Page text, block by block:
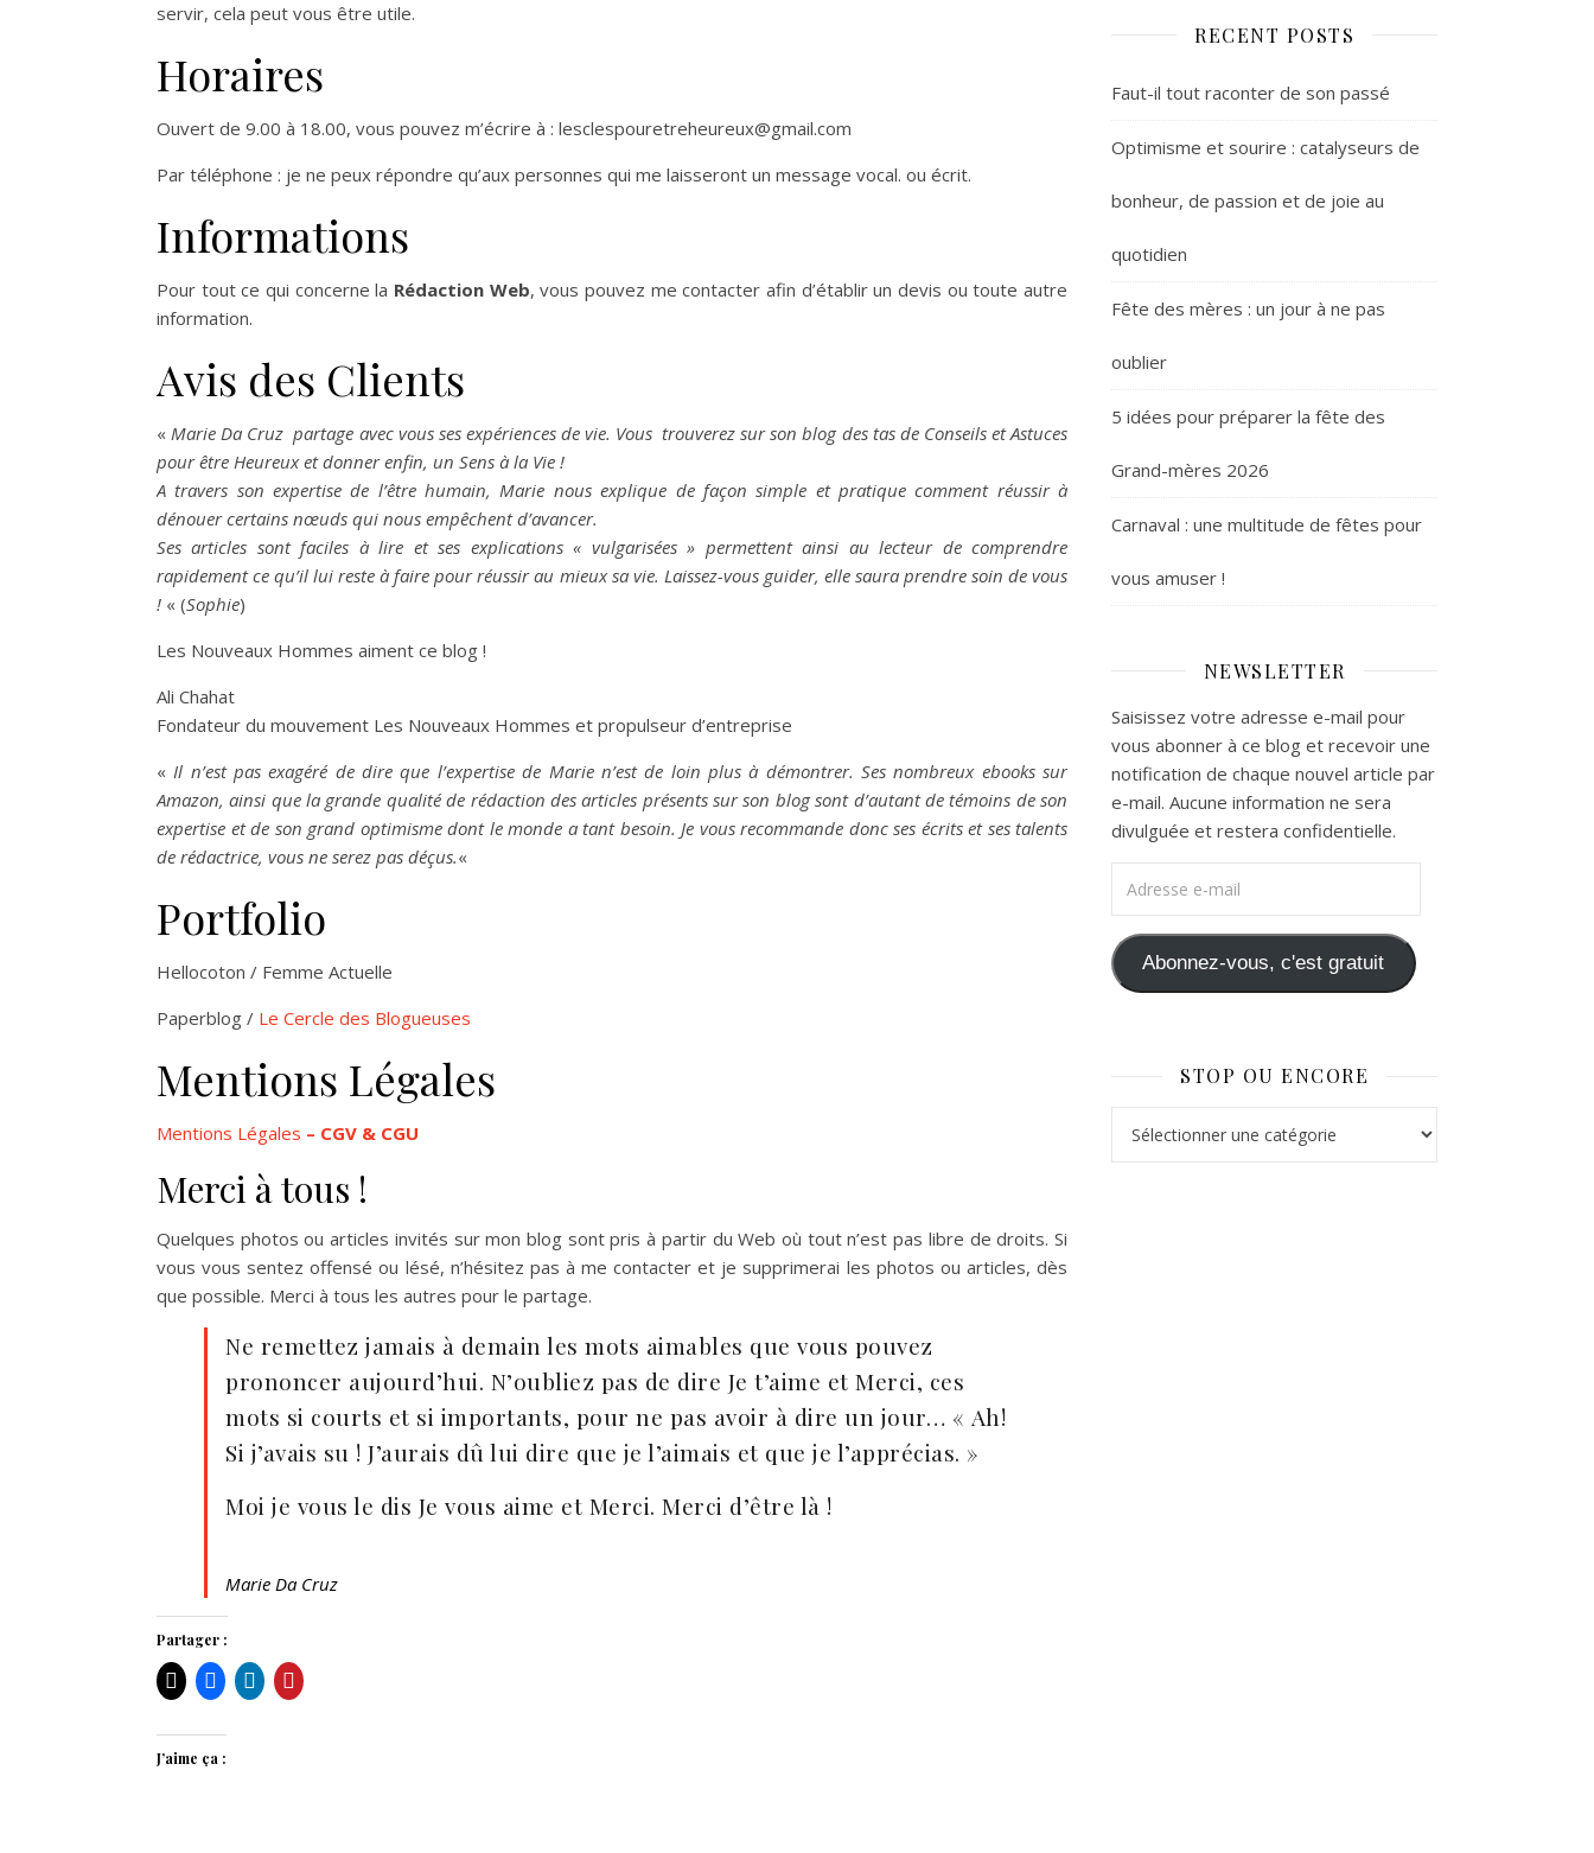
servir, cela peut vous être utile.
Horaires
Ouvert de 9.00 à 18.00, vous pouvez m’écrire à : lesclespouretreheureux@gmail.com
Par téléphone : je ne peux répondre qu’aux personnes qui me laisseront un message vocal. ou écrit.
Informations
Pour tout ce qui concerne la Rédaction Web, vous pouvez me contacter afin d’établir un devis ou toute autre
information.
Avis des Clients
«Marie Da Cruz partage avec vous ses expériences de vie. Vous trouverez sur son blog des tas de Conseils et Astuces
pour être Heureux et donner enfin, un Sens à la Vie !
A travers son expertise de l’être humain, Marie nous explique de façon simple et pratique comment réussir à
dénouer certains nœuds qui nous empêchent d’avancer.
Ses articles sont faciles à lire et ses explications « vulgarisées » permettent ainsi au lecteur de comprendre
rapidement ce qu’il lui reste à faire pour réussir au mieux sa vie. Laissez-vous guider, elle saura prendre soin de vous
! « (Sophie)
Les Nouveaux Hommes aiment ce blog !
Ali Chahat
Fondateur du mouvement Les Nouveaux Hommes et propulseur d’entreprise
«Il n’est pas exagéré de dire que l’expertise de Marie n’est de loin plus à démontrer. Ses nombreux ebooks sur
Amazon, ainsi que la grande qualité de rédaction des articles présents sur son blog sont d’autant de témoins de son
expertise et de son grand optimisme dont le monde a tant besoin. Je vous recommande donc ses écrits et ses talents
de rédactrice, vous ne serez pas déçus.«
Portfolio
Hellocoton / Femme Actuelle
Paperblog / Le Cercle des Blogueuses
Mentions Légales
Mentions Légales – CGV & CGU
Merci à tous !
Quelques photos ou articles invités sur mon blog sont pris à partir du Web où tout n’est pas libre de droits. Si
vous vous sentez offensé ou lésé, n’hésitez pas à me contacter et je supprimerai les photos ou articles, dès
que possible. Merci à tous les autres pour le partage.
Ne remettez jamais à demain les mots aimables que vous pouvez
prononcer aujourd’hui. N’oubliez pas de dire Je t’aime et Merci, ces
mots si courts et si importants, pour ne pas avoir à dire un jour… « Ah!
Si j’avais su ! J’aurais dû lui dire que je l’aimais et que je l’apprécias. »
Moi je vous le dis Je vous aime et Merci. Merci d’être là !
Marie Da Cruz
Partager :
J’aime ça :
RECENT POSTS
Faut-il tout raconter de son passé
Optimisme et sourire : catalyseurs de
bonheur, de passion et de joie au
quotidien
Fête des mères : un jour à ne pas
oublier
5 idées pour préparer la fête des
Grand-mères 2026
Carnaval : une multitude de fêtes pour
vous amuser !
NEWSLETTER
Saisissez votre adresse e-mail pour
vous abonner à ce blog et recevoir une
notification de chaque nouvel article par
e-mail. Aucune information ne sera
divulguée et restera confidentielle.
Abonnez-vous, c'est gratuit
STOP OU ENCORE